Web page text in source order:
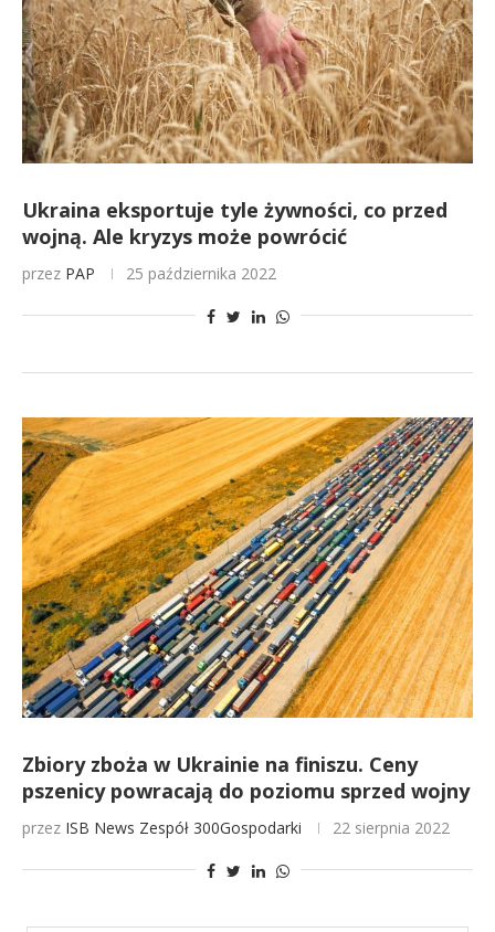
Ukraina eksportuje tyle żywności, co przed
wojną. Ale kryzys może powrócić
przez PAP 25 października 2022
Zbiory zboża w Ukrainie na finiszu. Ceny
pszenicy powracają do poziomu sprzed wojny
przez ISB News Zespół 300Gospodarki 22 sierpnia 2022